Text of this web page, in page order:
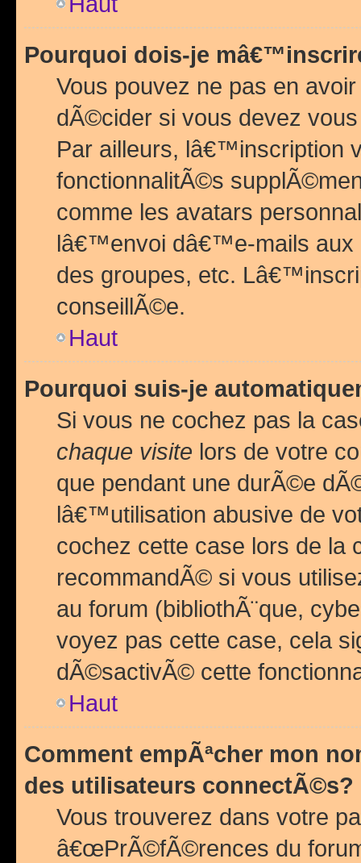
Pourquoi dois-je
Vous pouvez ne pas en
dÃ©cider si vous devez
Par ailleurs, lâ€™inscription
fonctionnalitÃ©s
comme les avatars
lâ€™envoi dâ€™e-mails
des groupes, etc.
conseillÃ©e.
Haut
Pourquoi suis-je
Si vous ne cochez pas la
chaque visite lors de votre
que pendant une durÃ©e
lâ€™utilisation abusive de
cochez cette case lors de
recommandÃ© si vous
au forum (bibliothÃ¨que,
voyez pas cette case, cela
dÃ©sactivÃ© cette
Haut
Comment empÃªcher mon
des utilisateurs connectÃ©s?
Vous trouverez dans votre
â€œPrÃ©fÃ©rences du